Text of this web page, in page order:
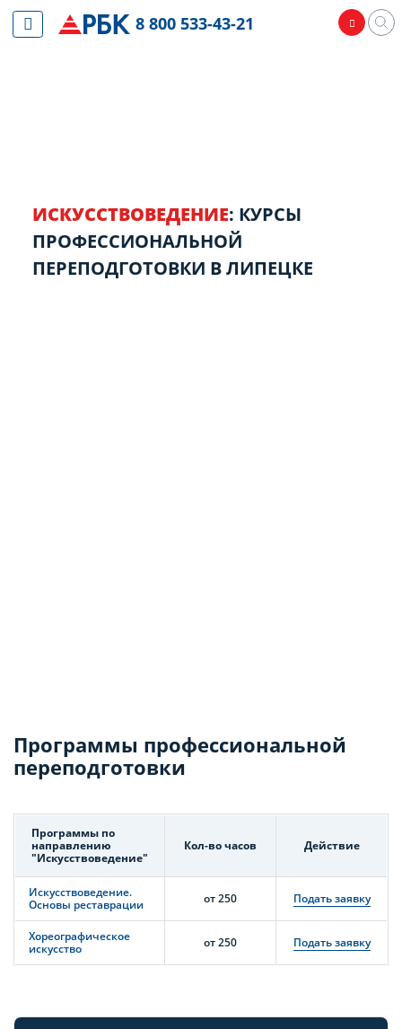
ИСКУССТВОВЕДЕНИЕ: КУРСЫ
ПРОФЕССИОНАЛЬНОЙ
ПЕРЕПОДГОТОВКИ В ЛИПЕЦКЕ
Программы профессиональной
переподготовки
Программы по
направлению
"Искусствоведение"
Кол-во часов Действие
Искусствоведение.
Основы реставрации
от 250 Подать заявку
Хореографическое
искусство
от 250 Подать заявку
8 800 533-43-21